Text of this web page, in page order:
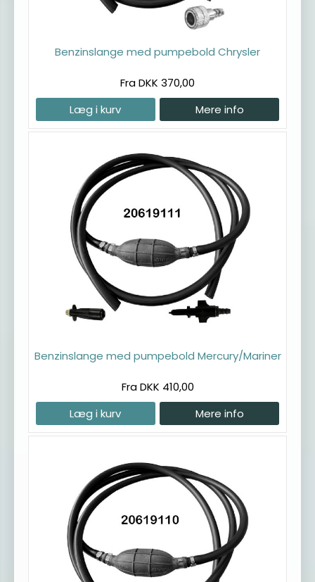
Benzinslange med pumpebold Chrysler
Fra DKK 370,00
Læg i kurv
Mere info
Benzinslange med pumpebold Mercury/Mariner
Fra DKK 410,00
Læg i kurv
Mere info